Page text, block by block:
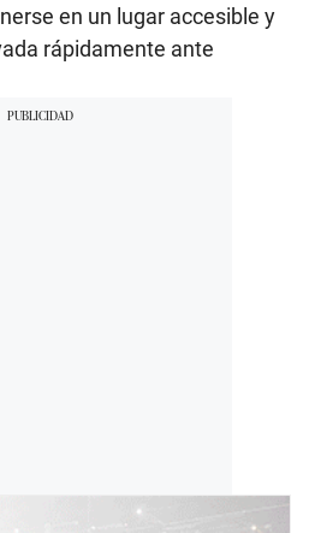
en un lugar accesible y
rápidamente ante